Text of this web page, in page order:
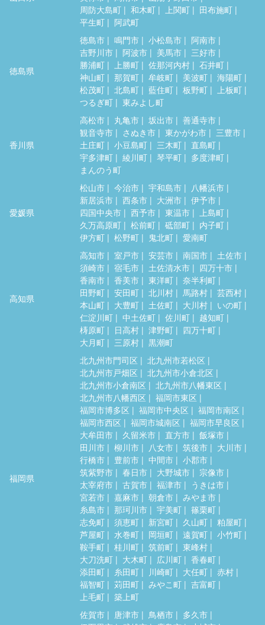
周防大島町
和木町 上関町
田布施町
平生町
阿武町
徳島県
徳島市 鳴門市 小松島市
阿南市
吉野川市
阿波市 美馬市
三好市
勝浦町
上勝町 佐那河内村
石井町
神山町
那賀町 牟岐町 美波町
海陽町
松茂町
北島町 藍住町 板野町
上板町
つるぎ町
東みよし町
香川県
高松市 丸亀市 坂出市
善通寺市
観音寺市
さぬき市 東かがわ市
三豊市
土庄町
小豆島町 三木町
直島町
宇多津町
綾川町 琴平町
多度津町
まんのう町
愛媛県
松山市 今治市 宇和島市
八幡浜市
新居浜市
西条市 大洲市
伊予市
四国中央市
西予市 東温市
上島町
久万高原町
松前町 砥部町
内子町
伊方町
松野町 鬼北町 愛南町
高知県
高知市 室戸市 安芸市 南国市
土佐市
須崎市
宿毛市 土佐清水市
四万十市
香南市
香美市 東洋町
奈半利町
田野町
安田町 北川村 馬路村
芸西村
本山町
大豊町 土佐町 大川村
いの町
仁淀川町
中土佐町 佐川町
越知町
梼原町
日高村 津野町
四万十町
大月町
三原村 黒潮町
福岡県
北九州市門司区
北九州市若松区
北九州市戸畑区
北九州市小倉北区
北九州市小倉南区
北九州市八幡東区
北九州市八幡西区
福岡市東区
福岡市博多区
福岡市中央区
福岡市南区
福岡市西区
福岡市城南区
福岡市早良区
大牟田市
久留米市 直方市
飯塚市
田川市
柳川市 八女市 筑後市
大川市
行橋市
豊前市 中間市
小郡市
筑紫野市
春日市 大野城市
宗像市
太宰府市
古賀市 福津市
うきは市
宮若市
嘉麻市 朝倉市
みやま市
糸島市
那珂川市 宇美町
篠栗町
志免町
須恵町 新宮町 久山町
粕屋町
芦屋町
水巻町 岡垣町 遠賀町
小竹町
鞍手町
桂川町 筑前町
東峰村
大刀洗町
大木町 広川町
香春町
添田町
糸田町 川崎町 大任町
赤村
福智町
苅田町 みやこ町
吉富町
上毛町
築上町
佐賀市 唐津市 鳥栖市
多久市